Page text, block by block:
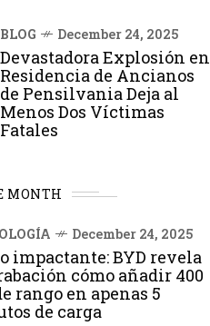
BLOG December 24, 2025
Devastadora Explosión en
Residencia de Ancianos
de Pensilvania Deja al
Menos Dos Víctimas
Fatales
MONTH
December 24, 2025
impactante: BYD revela
cómo añadir 400
rango en apenas 5
de carga